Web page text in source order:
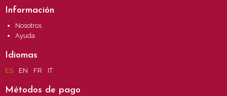
Información
Nosotros
Ayuda
Idiomas
ES EN FR IT
Métodos de pago